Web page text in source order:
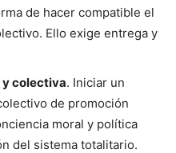
de hacer compatible el
Ello exige entrega y
y colectiva. Iniciar un
de promoción
moral y política
del sistema totalitario.